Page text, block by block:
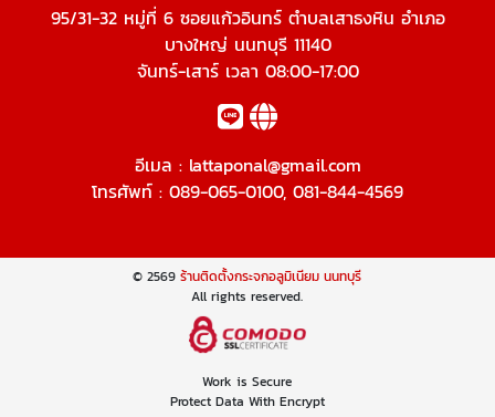
95/31-32 หมู่ที่ 6 ซอยแก้วอินทร์ ตำบลเสาธงหิน อำเภอ
บางใหญ่ นนทบุรี 11140
จันทร์-เสาร์ เวลา 08:00-17:00
อีเมล : lattaponal@gmail.com
โทรศัพท์ : 089-065-0100, 081-844-4569
© 2569ร้านติดตั้งกระจกอลูมิเนียม นนทบุรี
All rights reserved.
Work is Secure
Protect Data With Encrypt